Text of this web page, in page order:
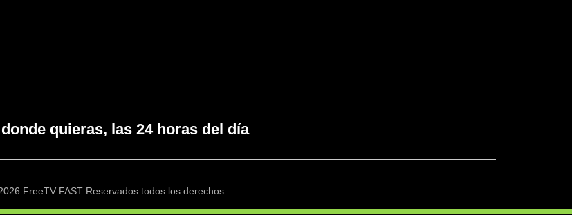
quieras, las 24 horas del día
FreeTV FAST Reservados todos los derechos.